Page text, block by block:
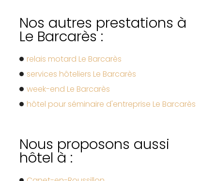
Nos autres prestations à
Le Barcarès :
relais motard Le Barcarès
services hôteliers Le Barcarès
week-end Le Barcarès
hôtel pour séminaire d'entreprise Le Barcarès
Nous proposons aussi
hôtel à :